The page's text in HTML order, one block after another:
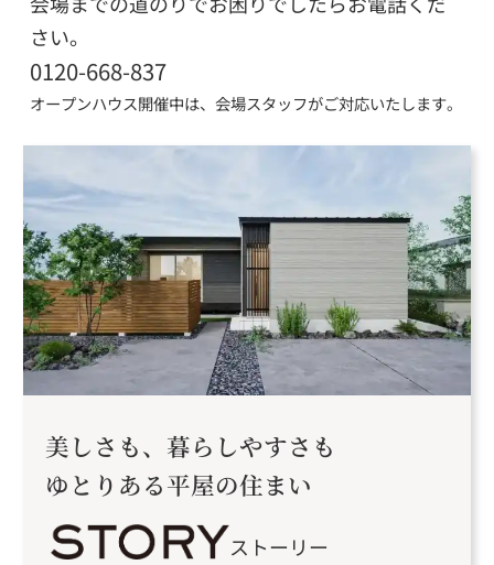
さい。
0120-668-837
オープンハウス開催中は、会場スタッフがご対応いたします。
美しさも、暮らしやすさも
ゆとりある平屋の住まい
ストーリー